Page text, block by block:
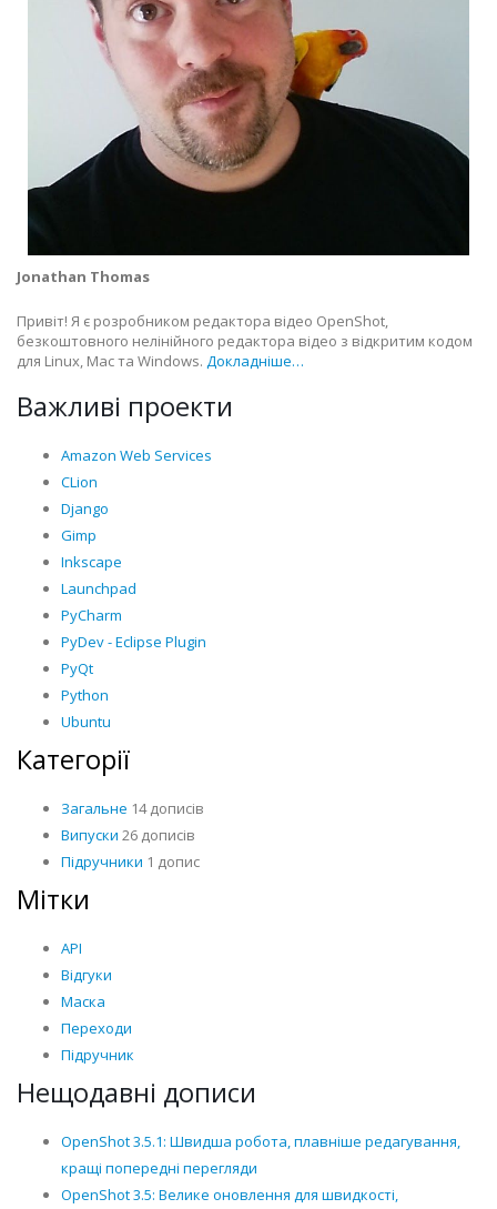
Jonathan Thomas
Привіт! Я є розробником редактора відео OpenShot,
безкоштовного нелінійного редактора відео з відкритим кодом
для Linux, Mac та Windows. Докладніше…
Важливі проекти
Amazon Web Services
CLion
Django
Gimp
Inkscape
Launchpad
PyCharm
PyDev - Eclipse Plugin
PyQt
Python
Ubuntu
Категорії
Загальне 14 дописів
Випуски 26 дописів
Підручники 1 допис
Мітки
API
Відгуки
Маска
Переходи
Підручник
Нещодавні дописи
OpenShot 3.5.1: Швидша робота, плавніше редагування,
кращі попередні перегляди
OpenShot 3.5: Велике оновлення для швидкості,